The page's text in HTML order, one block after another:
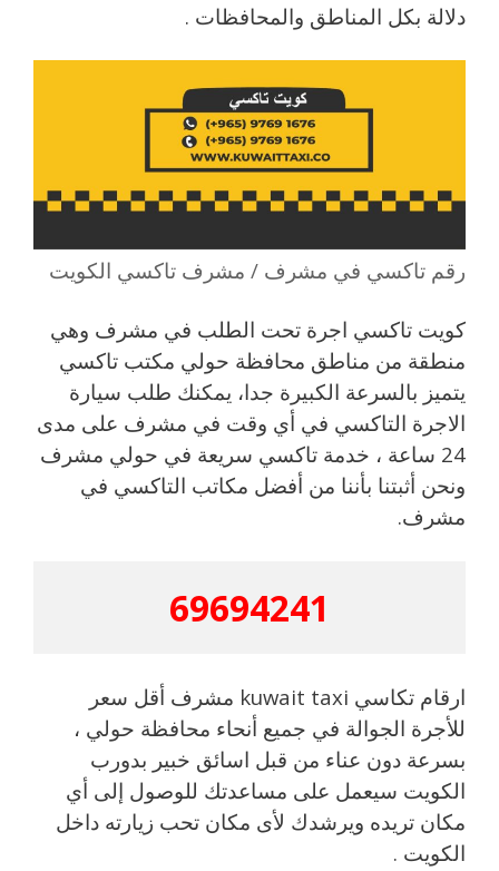
دلالة بكل المناطق والمحافظات .
رقم تاكسي في مشرف / مشرف تاكسي الكويت
كويت تاكسي اجرة تحت الطلب في مشرف وهي
منطقة من مناطق محافظة حولي مكتب تاكسي
يتميز بالسرعة الكبيرة جدا، يمكنك طلب سيارة
الاجرة التاكسي في أي وقت في مشرف على مدى
24 ساعة ، خدمة تاكسي سريعة في حولي مشرف
ونحن أثبتنا بأننا من أفضل مكاتب التاكسي في
مشرف.
69694241
ارقام تكاسي kuwait taxi مشرف أقل سعر
للأجرة الجوالة في جميع أنحاء محافظة حولي ،
بسرعة دون عناء من قبل اسائق خبير بدورب
الكويت سيعمل على مساعدتك للوصول إلى أي
مكان تريده ويرشدك لأى مكان تحب زيارته داخل
الكويت .